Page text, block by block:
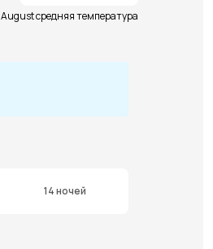
August средняя температура
14 ночей